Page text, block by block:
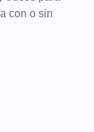
con o sin